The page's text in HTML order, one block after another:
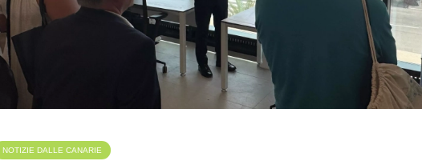
NOTIZIE DALLE CANARIE